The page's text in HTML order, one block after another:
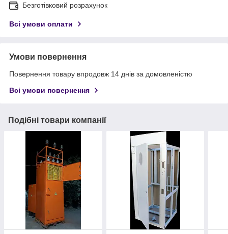
Безготівковий розрахунок
Всі умови оплати
Умови повернення
Повернення товару впродовж 14 днів за домовленістю
Всі умови повернення
Подібні товари компанії